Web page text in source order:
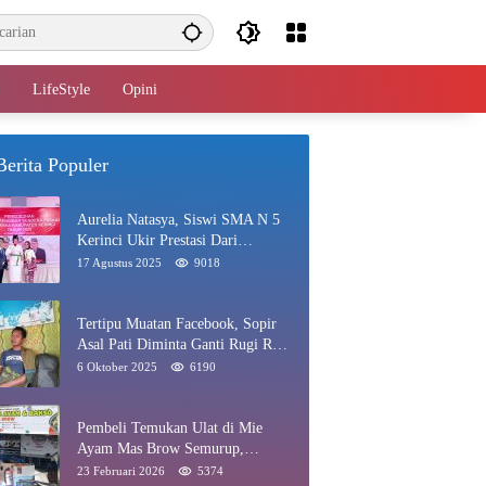
LifeStyle Opini
Populer
Aurelia Natasya, Siswi SMA N 5
Kerinci Ukir Prestasi Dari
Paskibraka Hingga Juara Gadis
17 Agustus 2025 9018
Tertipu Muatan Facebook, Sopir
Asal Pati Diminta Ganti Rugi Rp
40 Juta di Rawang
6 Oktober 2025 6190
Pembeli Temukan Ulat di Mie
Ayam Mas Brow Semurup,
Pengelola Minta Maaf
23 Februari 2026 5374